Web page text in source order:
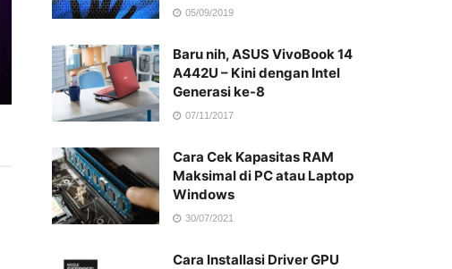
05/09/2019
Baru nih, ASUS VivoBook 14
A442U – Kini dengan Intel
Generasi ke-8
07/11/2017
Cara Cek Kapasitas RAM
Maksimal di PC atau Laptop
Windows
30/07/2021
Cara Installasi Driver GPU